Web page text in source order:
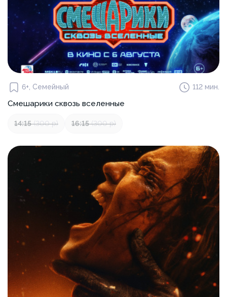
6+, Семейный 112 мин.
Смешарики сквозь вселенные
14:15 (300 р) 16:15 (300 р)